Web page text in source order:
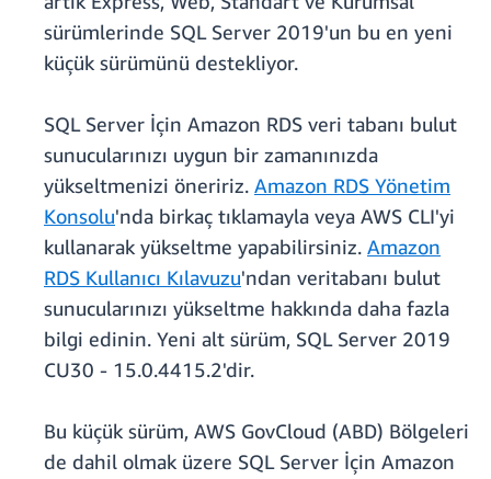
sürümlerinde SQL Server 2019'un bu en yeni
küçük sürümünü destekliyor.
SQL Server İçin Amazon RDS veri tabanı bulut
sunucularınızı uygun bir zamanınızda
yükseltmenizi öneririz. Amazon RDS Yönetim
Konsolu'nda birkaç tıklamayla veya AWS CLI'yi
kullanarak yükseltme yapabilirsiniz. Amazon
RDS Kullanıcı Kılavuzu'ndan veritabanı bulut
sunucularınızı yükseltme hakkında daha fazla
bilgi edinin. Yeni alt sürüm, SQL Server 2019
CU30 - 15.0.4415.2'dir.
Bu küçük sürüm, AWS GovCloud (ABD) Bölgeleri
de dahil olmak üzere SQL Server İçin Amazon